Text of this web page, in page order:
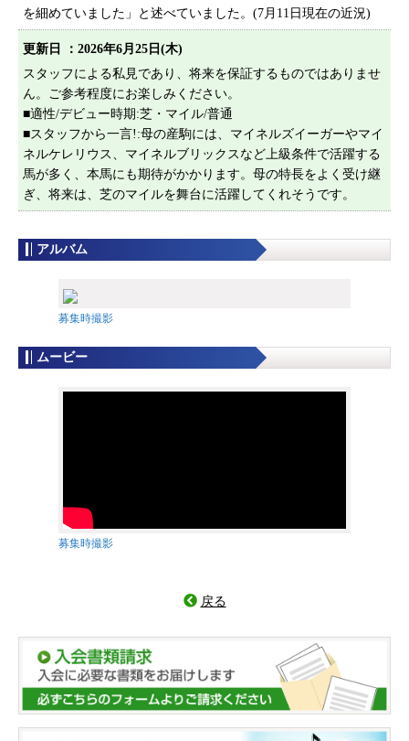
を細めていました」と述べていました。(7月11日現在の近況)
更新日 ： 2026年6月25日(木)
スタッフによる私見であり、将来を保証するものではありませ
ん。ご参考程度にお楽しみください。
■適性/デビュー時期:芝・マイル/普通
■スタッフから一言!:母の産駒には、マイネルズイーガーやマイ
ネルケレリウス、マイネルブリックスなど上級条件で活躍する
馬が多く、本馬にも期待がかかります。母の特長をよく受け継
ぎ、将来は、芝のマイルを舞台に活躍してくれそうです。
アルバム
募集時撮影
ムービー
募集時撮影
戻る